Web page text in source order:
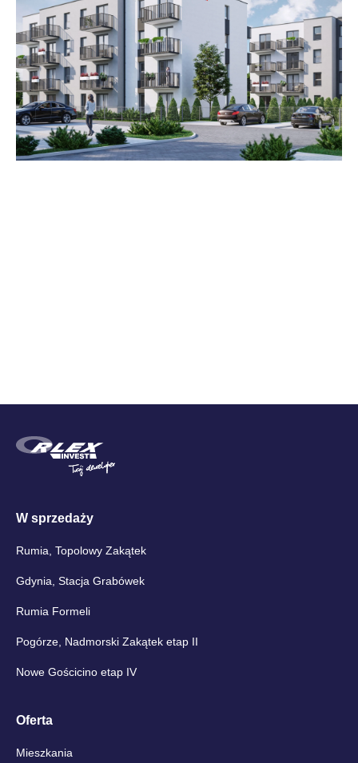
W sprzedaży
Rumia, Topolowy Zakątek
Gdynia, Stacja Grabówek
Rumia Formeli
Pogórze, Nadmorski Zakątek etap II
Nowe Gościcino etap IV
Oferta
Mieszkania